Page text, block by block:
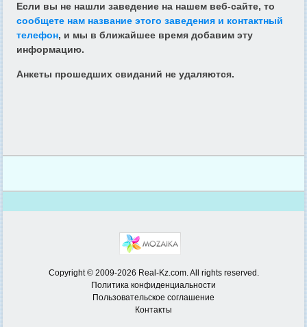
Если вы не нашли заведение на нашем веб-сайте, то
сообщете нам название этого заведения и контактный
телефон, и мы в ближайшее время добавим эту
информацию.
Анкеты прошедших свиданий не удаляются.
Copyright © 2009-2026 Real-Kz.com. All rights reserved.
Политика конфиденциальности
Пользовательское соглашение
Контакты